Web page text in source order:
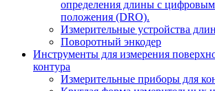
определения длины с
положения (DRO).
Измерительные устройства
Поворотный энкодер
Инструменты для измерения
контура
Измерительные приборы для